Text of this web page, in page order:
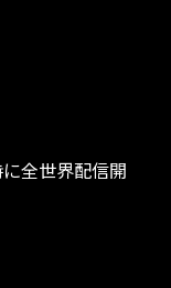
全世界配信開